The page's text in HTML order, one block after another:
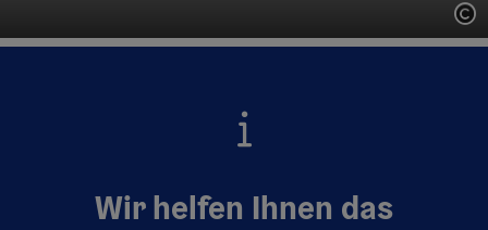
Wir helfen Ihnen das